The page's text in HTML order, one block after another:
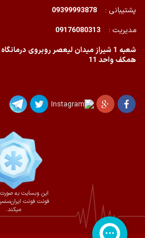
پشتیبانی :
09399993878
مدیریت :
09176080313
شعبه 1 شیراز میدان لیعصر روبروی
همکف واحد 11
این وبسایت به صورت
فونت فونت
میکند.